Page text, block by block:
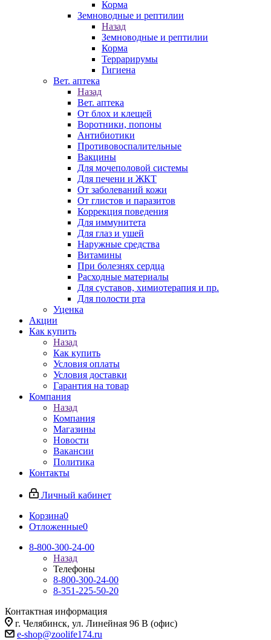
Корма
Земноводные и рептилии
Назад
Земноводные и рептилии
Корма
Террарирумы
Гигиена
Вет. аптека
Назад
Вет. аптека
От блох и клещей
Воротники, попоны
Антибиотики
Противовоспалительные
Вакцины
Для мочеполовой системы
Для печени и ЖКТ
От заболеваний кожи
От глистов и паразитов
Коррекция поведения
Для иммунитета
Для глаз и ушей
Наружные средства
Витамины
При болезнях сердца
Расходные материалы
Для суставов, химиотерапия и пр.
Для полости рта
Уценка
Акции
Как купить
Назад
Как купить
Условия оплаты
Условия доставки
Гарантия на товар
Компания
Назад
Компания
Магазины
Новости
Вакансии
Политика
Контакты
Личный кабинет
Корзина0
Отложенные0
8-800-300-24-00
Назад
Телефоны
8-800-300-24-00
8-351-225-50-20
Контактная информация
г. Челябинск, ул. Линейная 96 В (офис)
e-shop@zoolife174.ru